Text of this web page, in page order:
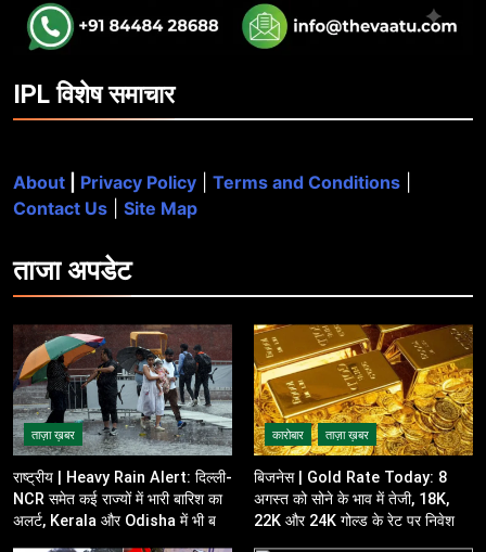
IPL विशेष समाचार
About Privacy Policy Terms and Conditions
Contact Us
Site Map
ताजाअपडेट
ताज़ा ख़बर
राष्ट्रीय | Heavy Rain Alert: दिल्ली-
NCR समेत कई राज्यों में भारी बारिश का
अलर्ट, Kerala और Odisha में भी बढ़ी
कारोबार ताज़ा ख़बर
बिजनेस | Gold Rate Today: 8
अगस्त को सोने के भाव में तेजी, 18K,
22K और 24K गोल्ड के रेट पर निवेशकों